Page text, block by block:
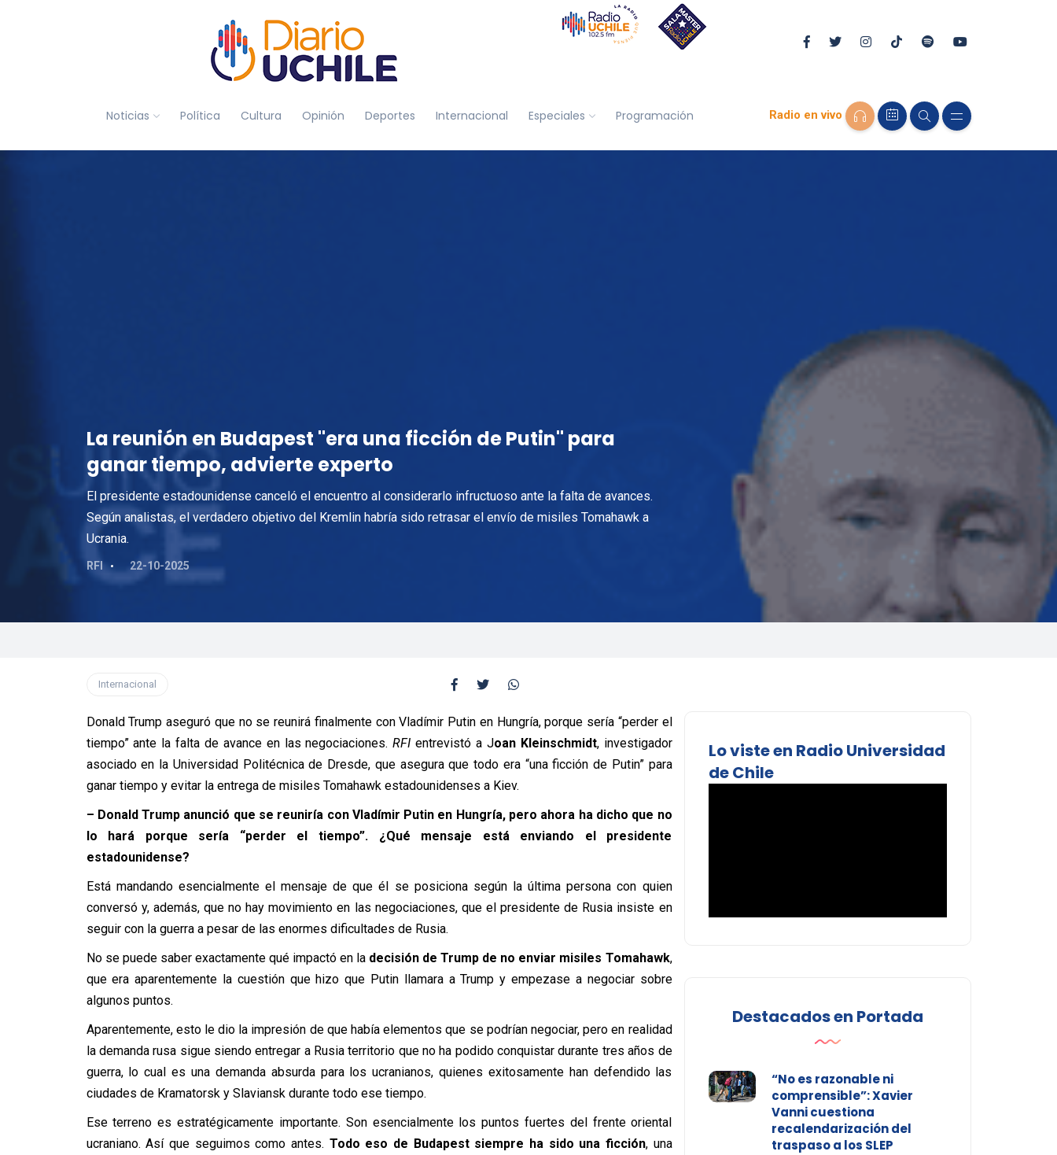
Noticias Política Cultura Opinión Deportes Internacional Especiales Programación Radio en vivo
La reunión en Budapest "era una ficción de Putin" para
ganar tiempo, advierte experto
El presidente estadounidense canceló el encuentro al considerarlo infructuoso ante la falta de avances.
Según analistas, el verdadero objetivo del Kremlin habría sido retrasar el envío de misiles Tomahawk a
Ucrania.
RFI 22-10-2025
Internacional
Donald Trump aseguró que no se reunirá finalmente con Vladímir Putin en Hungría, porque sería “perder el
tiempo” ante la falta de avance en las negociaciones.RFI entrevistó a Joan Kleinschmidt, investigador
asociado en la Universidad Politécnica de Dresde, que asegura que todo era “una ficción de Putin” para
ganar tiempo y evitar la entrega de misiles Tomahawk estadounidenses a Kiev.
– Donald Trump anunció que se reuniría con Vladímir Putin en Hungría, pero ahora ha dicho que no
lo hará porque sería “perder el tiempo”. ¿Qué mensaje está enviando el presidente
estadounidense?
Está mandando esencialmente el mensaje de que él se posiciona según la última persona con quien
conversó y, además, que no hay movimiento en las negociaciones, que el presidente de Rusia insiste en
seguir con la guerra a pesar de las enormes dificultades de Rusia.
No se puede saber exactamente qué impactó en la decisión de Trump de no enviar misiles Tomahawk,
que era aparentemente la cuestión que hizo que Putin llamara a Trump y empezase a negociar sobre
algunos puntos.
Aparentemente, esto le dio la impresión de que había elementos que se podrían negociar, pero en realidad
la demanda rusa sigue siendo entregar a Rusia territorio que no ha podido conquistar durante tres años de
guerra, lo cual es una demanda absurda para los ucranianos, quienes exitosamente han defendido las
ciudades de Kramatorsk y Slaviansk durante todo ese tiempo.
Ese terreno es estratégicamente importante. Son esencialmente los puntos fuertes del frente oriental
ucraniano. Así que seguimos como antes. Todo eso de Budapest siempre ha sido una ficción, una
Lo viste en Radio Universidad
de Chile
Destacados en Portada
“No es razonable ni
comprensible”: Xavier
Vanni cuestiona
recalendarización del
traspaso a los SLEP